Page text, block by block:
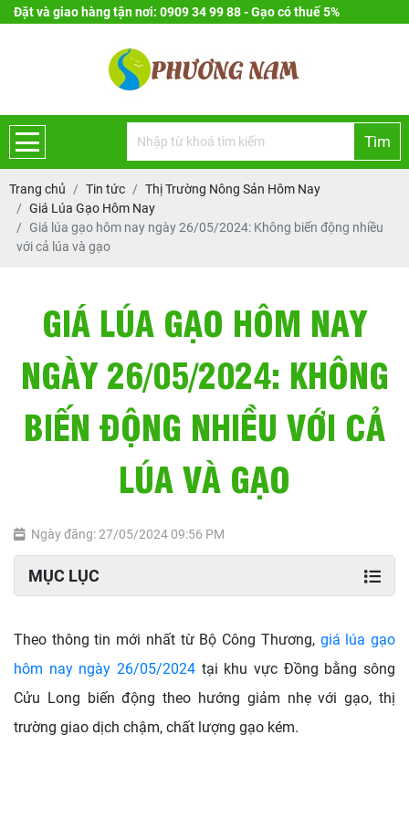
Đặt và giao hàng tận nơi: 0909 34 99 88 - Gạo có thuế 5%
Tìm
Trang chủ Tin tức
Thị Trường Nông Sản Hôm Nay
Giá Lúa Gạo Hôm Nay
Giá lúa gạo hôm nay ngày 26/05/2024: Không biến động nhiều
với cả lúa và gạo
GIÁ LÚA GẠO HÔM NAY
NGÀY 26/05/2024: KHÔNG
BIẾN ĐỘNG NHIỀU VỚI CẢ
LÚA VÀ GẠO
Ngày đăng: 27/05/2024 09:56 PM
MỤC LỤC
Theo thông tin mới nhất từ Bộ Công Thương, giá lúa gạo
hôm nay ngày 26/05/2024 tại khu vực Đồng bằng sông
Cửu Long biến động theo hướng giảm nhẹ với gạo, thị
trường giao dịch chậm, chất lượng gạo kém.